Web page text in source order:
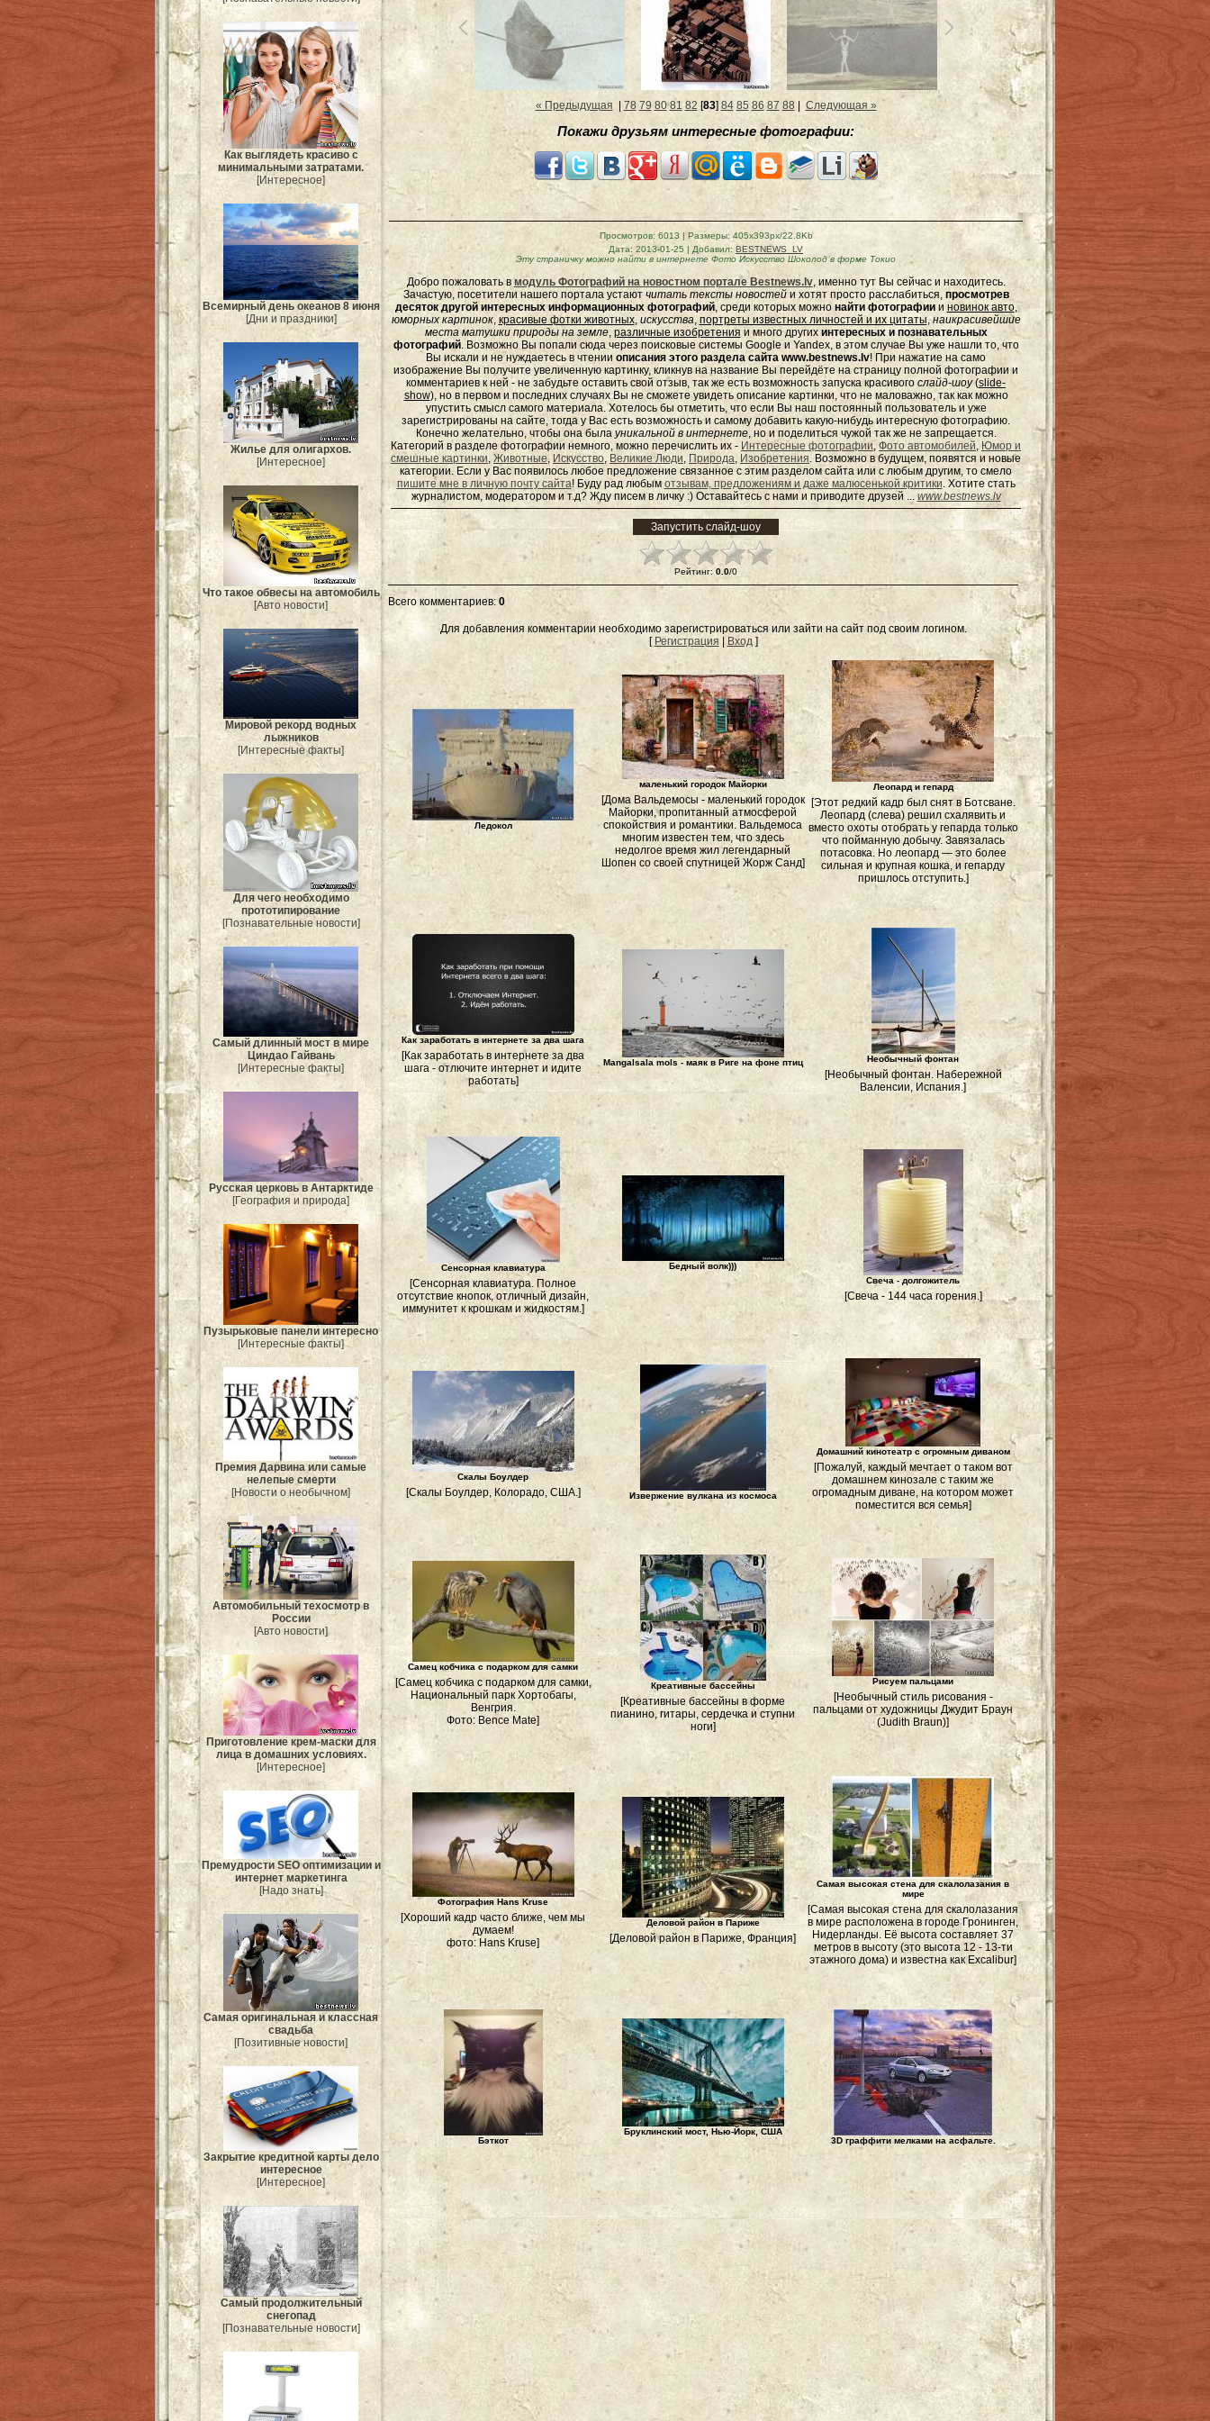
Как выглядеть красиво с
минимальными затратами.
[Интересное]
Всемирный день океанов 8 июня
[Дни и праздники]
Жилье для олигархов.
[Интересное]
Что такое обвесы на автомобиль
[Авто новости]
Мировой рекорд водных
лыжников
[Интересные факты]
Для чего необходимо
прототипирование
[Познавательные новости]
Самый длинный мост в мире
Циндао Гайвань
[Интересные факты]
Русская церковь в Антарктиде
[География и природа]
Пузырьковые панели интересно
[Интересные факты]
Премия Дарвина или самые
нелепые смерти
[Новости о необычном]
Автомобильный техосмотр в
России
[Авто новости]
Приготовление крем-маски для
лица в домашних условиях.
[Интересное]
Премудрости SEO оптимизации и
интернет маркетинга
[Надо знать]
Самая оригинальная и классная
свадьба
[Позитивные новости]
Закрытие кредитной карты дело
интересное
[Интересное]
Самый продолжительный
снегопад
[Познавательные новости]
« Предыдущая 78 79 80 81 82 [83] 84 85 86 87 88 Следующая »
Покажи друзьям интересные фотографии:
Просмотров: 6013 | Размеры: 405x393px/22.8Kb
Дата: 2013-01-25 | Добавил: BESTNEWS_LV
Эту страничку можно найти в интернете Фото Искусство Шоколод в форме Токио
Добро пожаловать в модуль Фотографий на новостном портале Bestnews.lv, именно тут Вы сейчас и находитесь.
Зачастую, посетители нашего портала устают читать тексты новостейи хотят просто расслабиться, просмотрев
десяток другой интересных информационных фотографий, среди которых можно найти фотографиии новинок авто,
юморныхкартинок, красивые фотки животных, искусства, портреты известных личностей и их цитаты,наикрасивейшие
места матушки природы на земле, различные изобретения и много других интересных и познавательных
фотографий. Возможно Вы попали сюда через поисковые системы Google и Yandex, в этом случае Вы уже нашли то, что
Вы искали и не нуждаетесь в чтении описания этого раздела сайта www.bestnews.lv! При нажатие на само
изображение Вы получите увеличенную картинку, кликнув на название Вы перейдёте на страницу полной фотографии и
комментариев к ней - не забудьте оставить свой отзыв, так же есть возможность запуска красивого слайд-шоу(slide-
show), но в первом и последних случаях Вы не сможете увидеть описание картинки, что не маловажно, так как можно
упустить смысл самого материала. Хотелось бы отметить, что если Вы наш постоянный пользователь и уже
зарегистрированы на сайте, тогда у Вас есть возможность и самому добавить какую-нибудь интересную фотографию.
Конечно желательно, чтобы она была уникальной в интернете, но и поделиться чужой так же не запрещается.
Категорий в разделе фотографии немного, можно перечислить их - Интересные фотографии, Фото автомобилей, Юмор и
смешные картинки, Животные, Искусство, Великие Люди, Природа, Изобретения. Возможно в будущем, появятся и новые
категории. Если у Вас появилось любое предложение связанное с этим разделом сайта или с любым другим, то смело
пишите мне в личную почту сайта! Буду рад любым отзывам, предложениям и даже малюсенькой критики. Хотите стать
журналистом, модератором и т.д? Жду писем в личку:) Оставайтесь с нами и приводите друзей ... www.bestnews.lv
Рейтинг: 0.0/0
Всего комментариев: 0
Для добавления комментарии необходимо зарегистрироваться или зайти на сайт под своим логином.
[ Регистрация Вход]
Ледокол
маленький городок Майорки
[Дома Вальдемосы - маленький городок
Майорки, пропитанный атмосферой
спокойствия и романтики. Вальдемоса
многим известен тем, что здесь
недолгое время жил легендарный
Шопен со своей спутницей Жорж Санд]
Леопард и гепард
[Этот редкий кадр был снят в Ботсване.
Леопард (слева) решил схалявить и
вместо охоты отобрать у гепарда только
что пойманную добычу. Завязалась
потасовка. Но леопард — это более
сильная и крупная кошка, и гепарду
пришлось отступить.]
Как заработать в интернете за два шага
[Как заработать в интернете за два
шага - отлючите интернет и идите
работать]
Mangalsala mols - маяк в Риге на фоне птиц Необычный фонтан
[Необычный фонтан. Набережной
Валенсии, Испания.]
Сенсорная клавиатура
[Сенсорная клавиатура. Полное
отсутствие кнопок, отличный дизайн,
иммунитет к крошкам и жидкостям.]
Бедный волк)))
Свеча - долгожитель
[Свеча - 144 часа горения.]
Скалы Боулдер
[Скалы Боулдер, Колорадо, США.] Извержение вулкана из космоса
Домашний кинотеатр с огромным диваном
[Пожалуй, каждый мечтает о таком вот
домашнем кинозале с таким же
огромадным диване, на котором может
поместится вся семья]
Самец кобчика с подарком для самки
[Самец кобчика с подарком для самки,
Национальный парк Хортобагы,
Венгрия.
Фото: Bence Mate]
Креативные бассейны
[Креативные бассейны в форме
пианино, гитары, сердечка и ступни
ноги]
Рисуем пальцами
[Необычный стиль рисования -
пальцами от художницы Джудит Браун
(Judith Braun)]
Фотография Hans Kruse
[Хороший кадр часто ближе, чем мы
думаем!
фото: Hans Kruse]
Деловой район в Париже
[Деловой район в Париже, Франция]
Самая высокая стена для скалолазания в
мире
[Самая высокая стена для скалолазания
в мире расположена в городе Гронинген,
Нидерланды. Её высота составляет 37
метров в высоту (это высота 12 - 13-ти
этажного дома) и известна как Excalibur]
Бэткот
Бруклинский мост, Нью-Йорк, США
3D граффити мелками на асфальте.